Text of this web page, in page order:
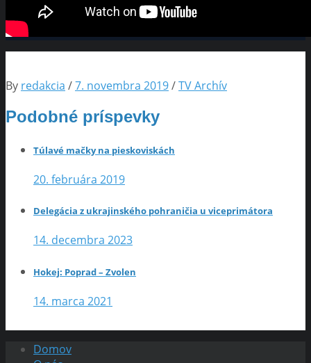
By redakcia /7. novembra 2019/TV Archív
Podobné príspevky
Túlavé mačky na pieskoviskách
20. februára 2019
Delegácia z ukrajinského pohraničia u viceprimátora
14. decembra 2023
Hokej: Poprad – Zvolen
14. marca 2021
Domov